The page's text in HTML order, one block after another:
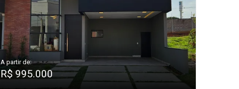
A partir de:
R$ 995.000